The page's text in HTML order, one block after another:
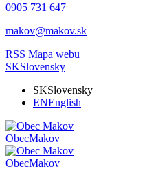
0905 731 647
makov@makov.sk
RSS Mapa webu
SKSlovensky
SKSlovensky
ENEnglish
ObecMakov
ObecMakov